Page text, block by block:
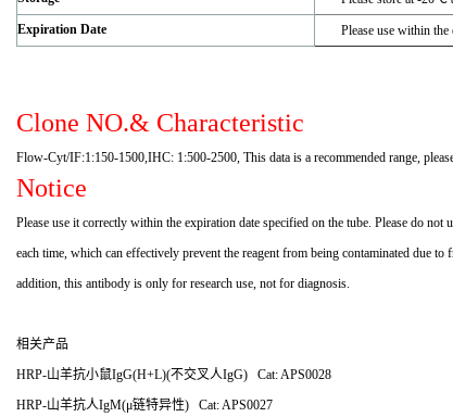
Expiration Date
Please use within
Clone NO.& Characteristic
Flow-Cyt/IF:1:150-1500,IHC: 1:500-2500, This data is a recommended range,
Notice
Please use it correctly within the expiration date specified on the tube. Please do
each time, which can effectively prevent the reagent from being contaminated due
addition, this antibody is only for research use, not for diagnosis.
相关产品
HRP-山羊抗小鼠IgG(H+L)(不交叉人IgG) Cat: APS0028
HRP-山羊抗人IgM(μ链特异性) Cat: APS0027